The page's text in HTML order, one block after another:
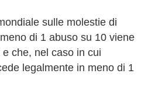
sulle molestie di
di 1 abuso su 10 viene
che, nel caso in cui
legalmente in meno di 1